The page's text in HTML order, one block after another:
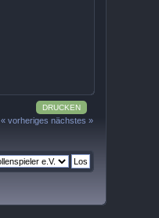
DRUCKEN
« vorheriges nächstes »